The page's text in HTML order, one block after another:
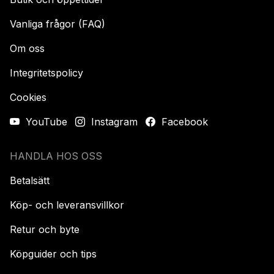
Vanliga frågor (FAQ)
Om oss
Integritetspolicy
Cookies
YouTube
Instagram Facebook
HANDLA HOS OSS
Betalsätt
Köp- och leveransvillkor
Retur och byte
Köpguider och tips